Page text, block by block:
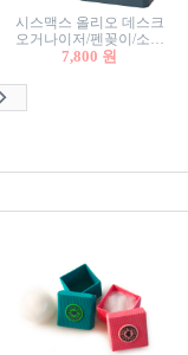
시스맥스 올리오 데스크
오거나이저/펜꽂이/소품
꽂이/소품함/정리함/수납
7,800 원